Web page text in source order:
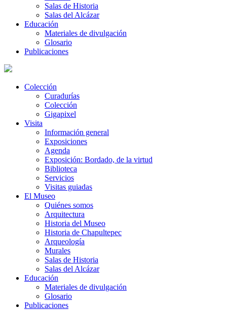
Salas de Historia
Salas del Alcázar
Educación
Materiales de divulgación
Glosario
Publicaciones
Colección
Curadurías
Colección
Gigapixel
Visita
Información general
Exposiciones
Agenda
Exposición: Bordado, de la virtud
Biblioteca
Servicios
Visitas guiadas
El Museo
Quiénes somos
Arquitectura
Historia del Museo
Historia de Chapultepec
Arqueología
Murales
Salas de Historia
Salas del Alcázar
Educación
Materiales de divulgación
Glosario
Publicaciones